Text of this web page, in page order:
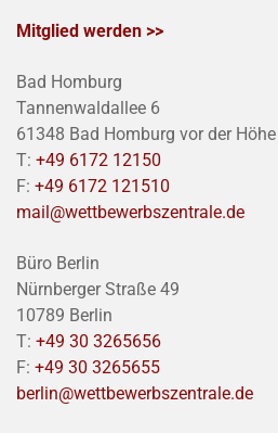
Mitglied werden >>
Bad Homburg
Tannenwaldallee 6
61348 Bad Homburg vor der Höhe
T: +49 6172 12150
F: +49 6172 121510
mail@wettbewerbszentrale.de
Büro Berlin
Nürnberger Straße 49
10789 Berlin
T: +49 30 3265656
F: +49 30 3265655
berlin@wettbewerbszentrale.de